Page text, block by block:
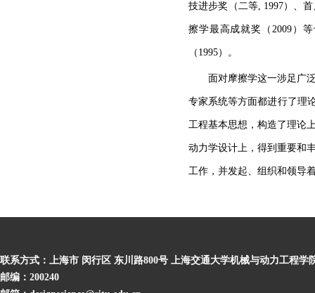
技进步奖（二等, 1997）、
擦学最高成就奖（2009）
（1995）。
面对摩擦学这一涉足广泛
专家系统等方面都进行了理
工程基本思想，构造了理论
动力学设计上，得到重要和
工作，并发起、组织和领导
联系方式：上海市 闵行区 东川路800号 上海交通大学机械与动力工程学
邮编：200240